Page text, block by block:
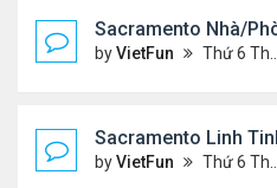
Sacramento Nhà/
byVietFun Thứ 6 Tháng 6 18, 2021 2:04 pm
Sacramento Linh
byVietFun Thứ 6 Tháng 6 18, 2021 2:02 pm